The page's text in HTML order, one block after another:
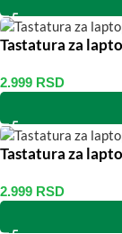
Tastatura za
2.999 RSD
Tastatura za
2.999 RSD